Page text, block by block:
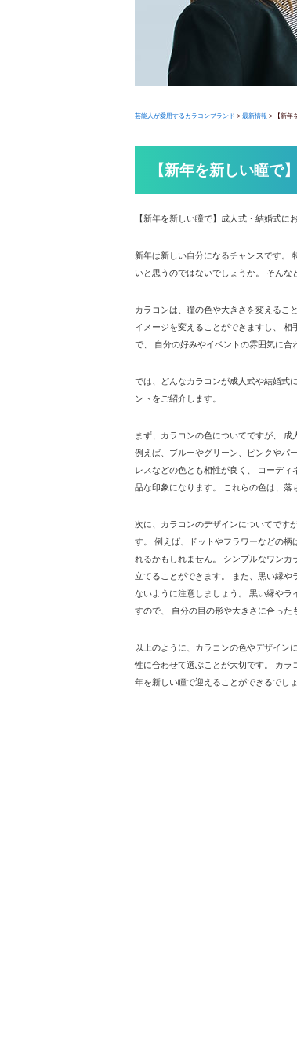
芸能人が愛用するカラコンブランド > 最新情報 > 【新
【新年を新しい瞳で
【新年を新しい瞳で】成人式・結婚式に
新年は新しい自分になるチャンスです。
いと思うのではないでしょうか。 そんな
カラコンは、瞳の色や大きさを変えるこ
イメージを変えることができますし、
で、 自分の好みやイベントの雰囲気に合
では、どんなカラコンが成人式や結婚式
ントをご紹介します。
まず、カラコンの色についてですが、 成
例えば、ブルーやグリーン、ピンクやパ
レスなどの色とも相性が良く、 コーデ
品な印象になります。 これらの色は、落
次に、カラコンのデザインについてです
す。 例えば、ドットやフラワーなどの
れるかもしれません。 シンプルなワンカ
立てることができます。 また、黒い縁
ないように注意しましょう。 黒い縁やラ
すので、 自分の目の形や大きさに合った
以上のように、カラコンの色やデザイン
性に合わせて選ぶことが大切です。 カ
年を新しい瞳で迎えることができるでしょ